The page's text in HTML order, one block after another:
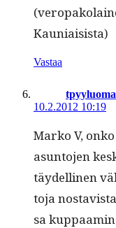
Kauniaisista)
Vastaa
tpyyluoma
10.2.2012 10:19
Marko V,
asun­to­jen
täy­delli­nen
to­ja
sa